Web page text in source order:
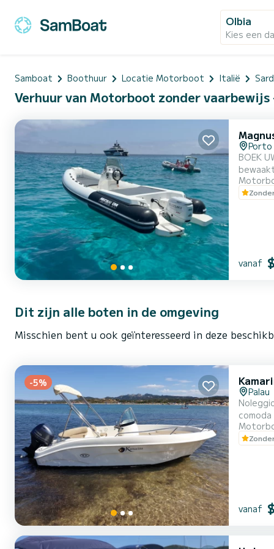
Olbia
Kies een
Samboat Boothuur Locatie Motorboot Italië
Verhuur van Motorboot zonder
Porto
BOEK UW ZOMER 2026 IN
vanaf
Dit zijn alle boten in de omgeving
Misschien bent u ook geïnteresseerd in deze
-5%
Palau
Santa
vanaf